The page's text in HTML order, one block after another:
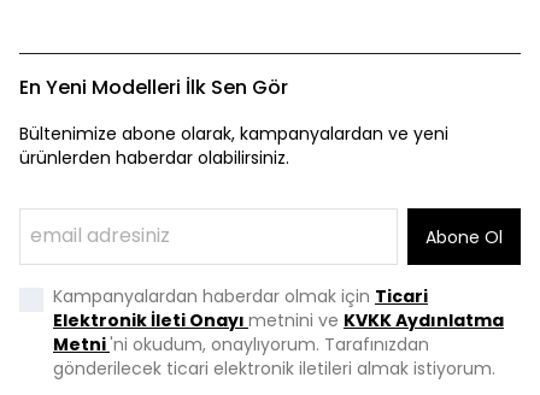
En Yeni Modelleri İlk Sen Gör
Bültenimize abone olarak, kampanyalardan ve yeni
ürünlerden haberdar olabilirsiniz.
Abone Ol
Kampanyalardan haberdar olmak için Ticari
Elektronik İleti Onayı metnini ve KVKK Aydınlatma
Metni'ni okudum, onaylıyorum. Tarafınızdan
gönderilecek ticari elektronik iletileri almak istiyorum.